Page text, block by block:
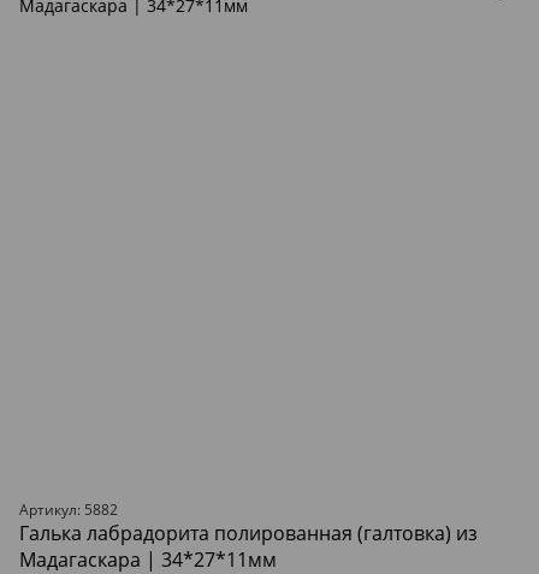
Артикул: 5882
Галька лабрадорита полированная (галтовка) из
Мадагаскара | 34*27*11мм